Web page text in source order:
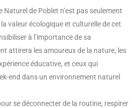
Naturel de Poblet n’est pas seulement
valeur écologique et culturelle de cet
à l’importance de sa
attirera les amoureux de la nature, les
éducative, et ceux qui
end dans un environnement naturel
se déconnecter de la routine, respirer